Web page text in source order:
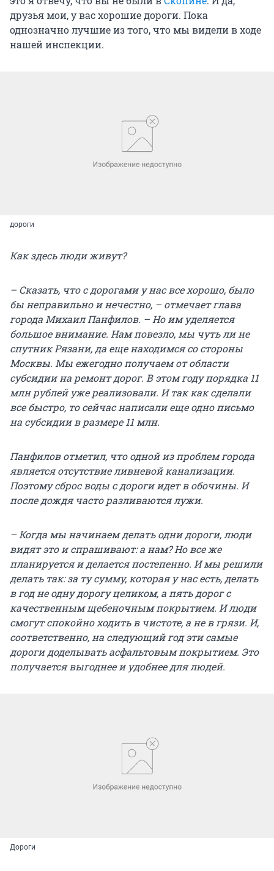
друзья мои, у вас хорошие дороги. Пока
однозначно лучшие из того, что мы видели в ходе
нашей инспекции.
дороги
Как здесь люди живут?
– Сказать, что с дорогами у нас все хорошо, было
бы неправильно и нечестно, – отмечает глава
города Михаил Панфилов. – Но им уделяется
большое внимание. Нам повезло, мы чуть ли не
спутник Рязани, да еще находимся со стороны
Москвы. Мы ежегодно получаем от области
субсидии на ремонт дорог. В этом году порядка 11
млн рублей уже реализовали. И так как сделали
все быстро, то сейчас написали еще одно письмо
на субсидии в размере 11 млн.
Панфилов отметил, что одной из проблем города
является отсутствие ливневой канализации.
Поэтому сброс воды с дороги идет в обочины. И
после дождя часто разливаются лужи.
– Когда мы начинаем делать одни дороги, люди
видят это и спрашивают: а нам? Но все же
планируется и делается постепенно. И мы решили
делать так: за ту сумму, которая у нас есть, делать
в год не одну дорогу целиком, а пять дорог с
качественным щебеночным покрытием. И люди
смогут спокойно ходить в чистоте, а не в грязи. И,
соответственно, на следующий год эти самые
дороги доделывать асфальтовым покрытием. Это
получается выгоднее и удобнее для людей.
Дороги